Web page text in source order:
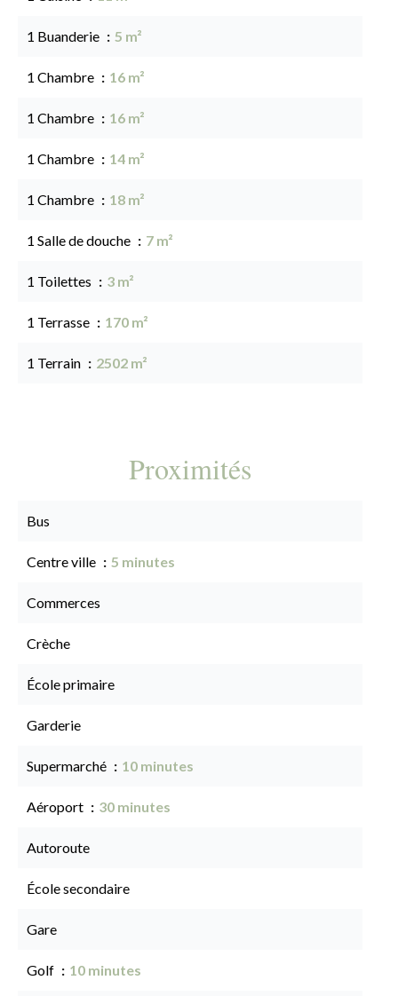
1 Buanderie 5 m²
1 Chambre 16 m²
1 Chambre 16 m²
1 Chambre 14 m²
1 Chambre 18 m²
1 Salle de douche 7 m²
1 Toilettes 3 m²
1 Terrasse 170 m²
1 Terrain 2502 m²
Proximités
Bus
Centre ville 5 minutes
Commerces
Crèche
École primaire
Garderie
Supermarché 10 minutes
Aéroport 30 minutes
Autoroute
École secondaire
Gare
Golf 10 minutes